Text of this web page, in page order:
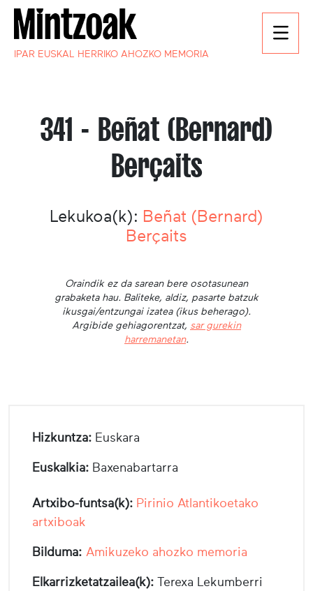
IPAR EUSKAL HERRIKO AHOZKO MEMORIA
341 - Beñat (Bernard)
Berçaits
Lekukoa(k): Beñat (Bernard)
Berçaits
Oraindik ez da sarean bere osotasunean
grabaketa hau. Baliteke, aldiz, pasarte batzuk
ikusgai/entzungai izatea (ikus beherago).
Argibide gehiagorentzat, sar gurekin
harremanetan.
Hizkuntza: Euskara
Euskalkia: Baxenabartarra
Artxibo-funtsa(k): Pirinio Atlantikoetako
artxiboak
Bilduma: Amikuzeko ahozko memoria
Elkarrizketatzailea(k): Terexa Lekumberri